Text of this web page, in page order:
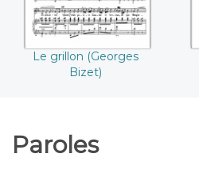
Le grillon (Georges
Bizet)
Paroles